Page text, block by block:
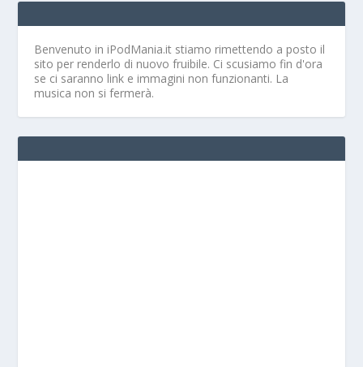
Benvenuto in iPodMania.it stiamo rimettendo a posto il
sito per renderlo di nuovo fruibile. Ci scusiamo fin d'ora
se ci saranno link e immagini non funzionanti. La
musica non si fermerà.